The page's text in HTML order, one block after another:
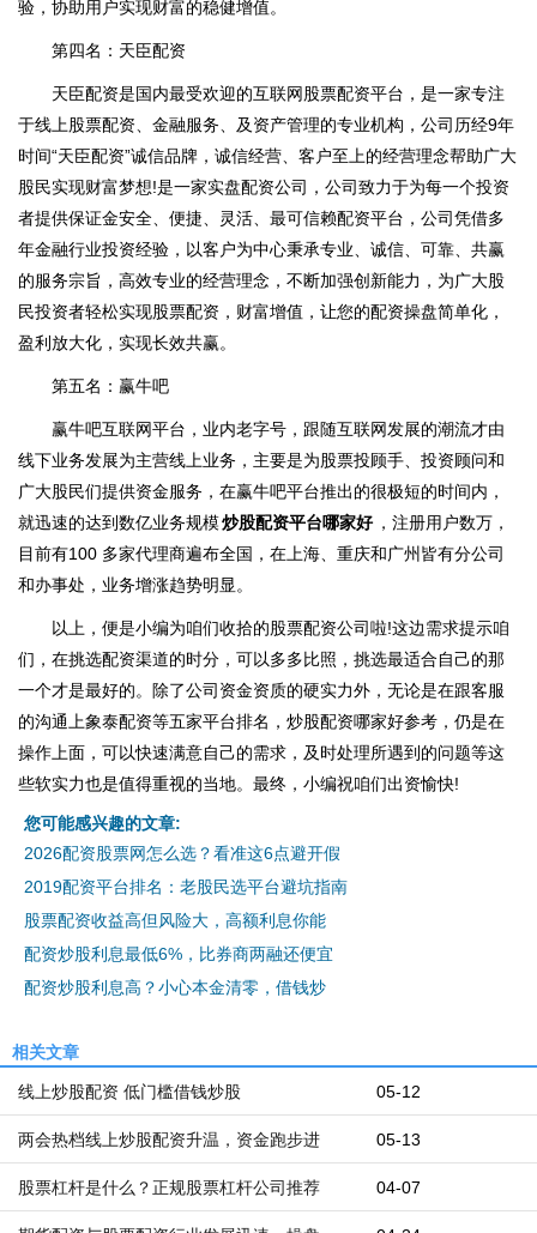
验，协助用户实现财富的稳健增值。
第四名：天臣配资
天臣配资是国内最受欢迎的互联网股票配资平台，是一家专注
于线上股票配资、金融服务、及资产管理的专业机构，公司历经9年
时间“天臣配资”诚信品牌，诚信经营、客户至上的经营理念帮助广大
股民实现财富梦想!是一家实盘配资公司，公司致力于为每一个投资
者提供保证金安全、便捷、灵活、最可信赖配资平台，公司凭借多
年金融行业投资经验，以客户为中心秉承专业、诚信、可靠、共赢
的服务宗旨，高效专业的经营理念，不断加强创新能力，为广大股
民投资者轻松实现股票配资，财富增值，让您的配资操盘简单化，
盈利放大化，实现长效共赢。
第五名：赢牛吧
赢牛吧互联网平台，业内老字号，跟随互联网发展的潮流才由
线下业务发展为主营线上业务，主要是为股票投顾手、投资顾问和
广大股民们提供资金服务，在赢牛吧平台推出的很极短的时间内，
就迅速的达到数亿业务规模炒股配资平台哪家好 ，注册用户数万，
目前有100 多家代理商遍布全国，在上海、重庆和广州皆有分公司
和办事处，业务增涨趋势明显。
以上，便是小编为咱们收拾的股票配资公司啦!这边需求提示咱
们，在挑选配资渠道的时分，可以多多比照，挑选最适合自己的那
一个才是最好的。除了公司资金资质的硬实力外，无论是在跟客服
的沟通上象泰配资等五家平台排名，炒股配资哪家好参考，仍是在
操作上面，可以快速满意自己的需求，及时处理所遇到的问题等这
些软实力也是值得重视的当地。最终，小编祝咱们出资愉快!
您可能感兴趣的文章:
2026配资股票网怎么选？看准这6点避开假
2019配资平台排名：老股民选平台避坑指南
股票配资收益高但风险大，高额利息你能
配资炒股利息最低6%，比券商两融还便宜
配资炒股利息高？小心本金清零，借钱炒
相关文章
05-12
线上炒股配资 低门槛借钱炒股
05-13
两会热档线上炒股配资升温，资金跑步进
04-07
股票杠杆是什么？正规股票杠杆公司推荐